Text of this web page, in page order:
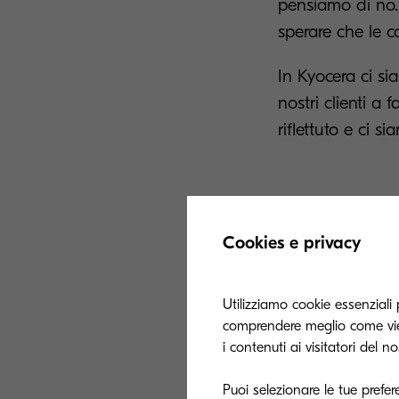
pensiamo di
sperare che le
In Kyocera ci
nostri clienti a
riflettuto e ci
coppia di MFP
della tua
I miglioramenti
Cookies e privacy
Utilizziamo cookie
comprendere meglio come
i contenuti ai visitatori del
Puoi selezionare le tue